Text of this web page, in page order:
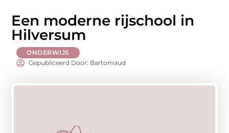
Een moderne rijschool in
Hilversum
ONDERWIJS
Gepubliceerd Door: Bartomaud